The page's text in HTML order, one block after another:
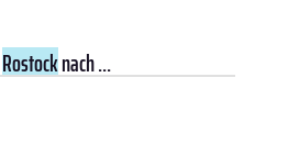
Rostocknach ...